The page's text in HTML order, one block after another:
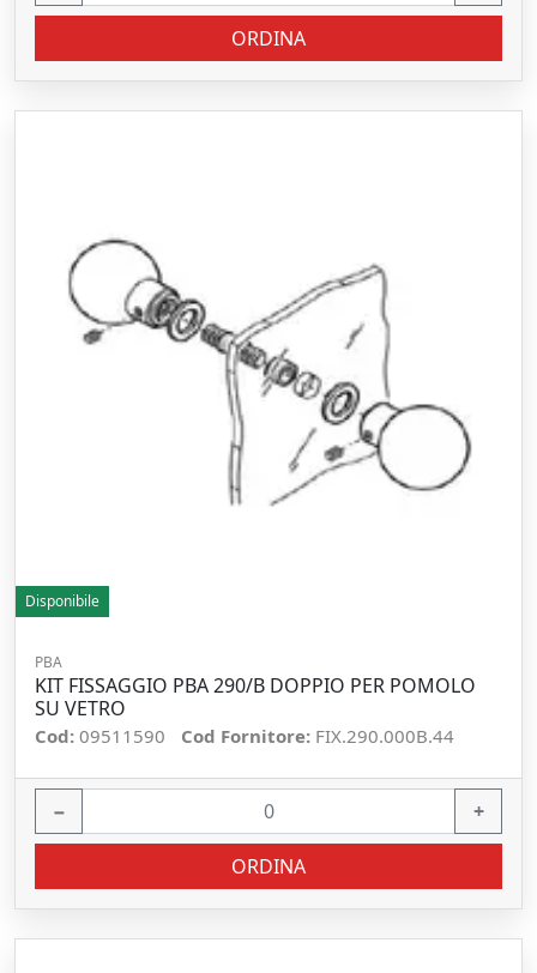
ORDINA
Disponibile
PBA
KIT FISSAGGIO PBA 290/B DOPPIO PER POMOLO
SU VETRO
Cod: 09511590 Cod Fornitore: FIX.290.000B.44
− +
ORDINA